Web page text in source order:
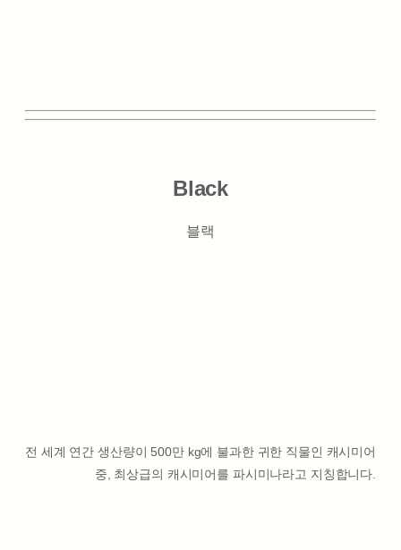
Black
블랙
전 세계 연간 생산량이 500만 kg에 불과한 귀한 직물인 캐시미어
중, 최상급의 캐시미어를 파시미나라고 지칭합니다.